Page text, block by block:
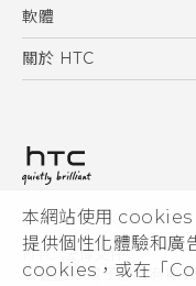
本網站使用 cookies
提供個性化體驗和廣
cookies，或在「
付款方式
到府收送維修服務
客戶服務佈告欄
軟體
應用程式
HTC Sync Manager
關於 HTC
投資人
隱私權政策
產品安全性
© 2011-2026 HTC
HTC 法律文件
宏達國際電子股份有限